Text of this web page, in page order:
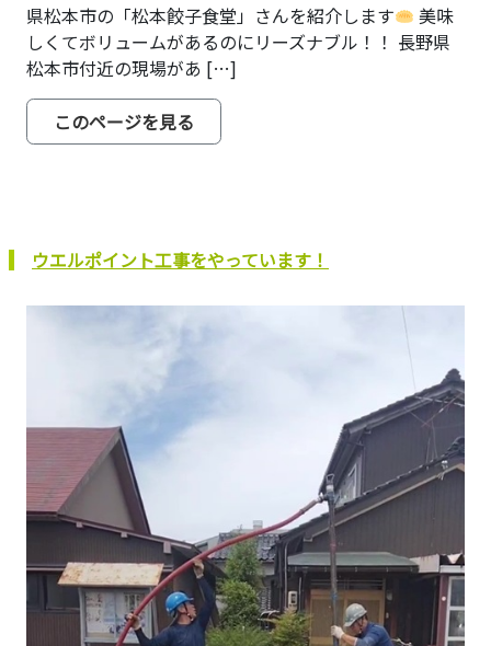
県松本市の「松本餃子食堂」さんを紹介します
美味
しくてボリュームがあるのにリーズナブル！！ 長野県
松本市付近の現場があ […]
このページを見る
ウエルポイント工事をやっています！